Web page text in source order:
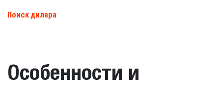
Поиск дилера
Особенности и